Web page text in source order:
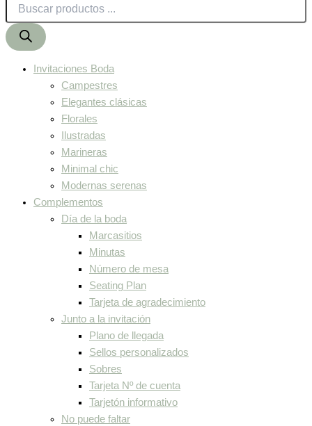
Invitaciones Boda
Campestres
Elegantes clásicas
Florales
Ilustradas
Marineras
Minimal chic
Modernas serenas
Complementos
Día de la boda
Marcasitios
Minutas
Número de mesa
Seating Plan
Tarjeta de agradecimiento
Junto a la invitación
Plano de llegada
Sellos personalizados
Sobres
Tarjeta Nº de cuenta
Tarjetón informativo
No puede faltar